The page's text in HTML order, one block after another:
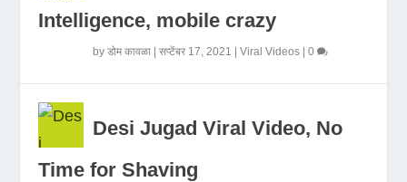
Intelligence, mobile crazy
byडोम कावळा |सप्टेंबर 17, 2021 |Viral Videos |0
Desi Jugad Viral Video, No
Time for Shaving